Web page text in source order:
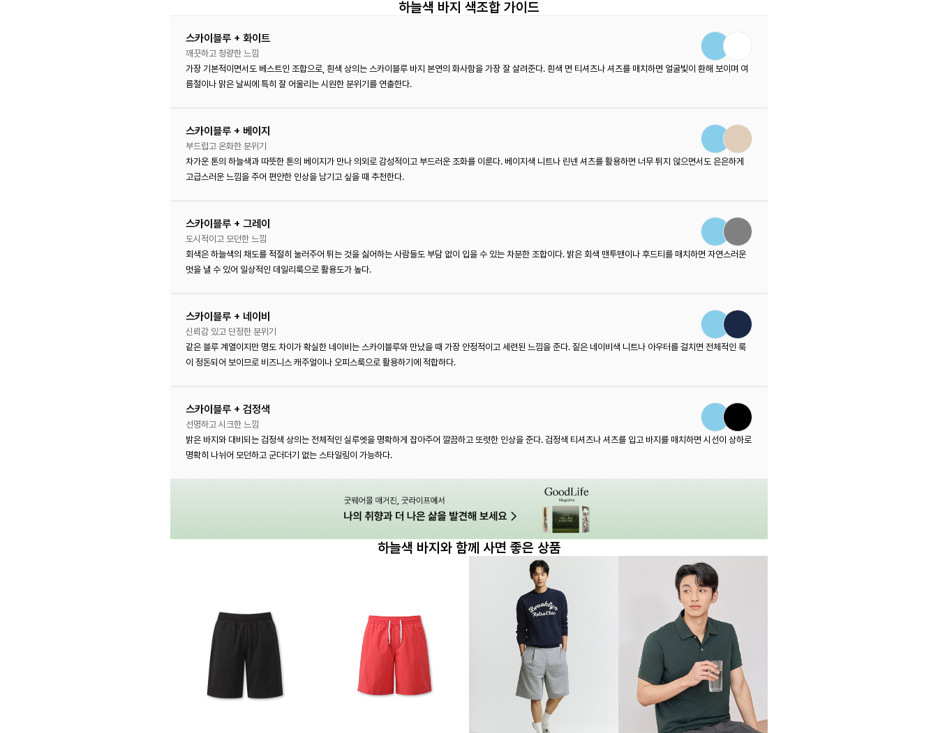
하늘색 바지 색조합 가이드
스카이블루 + 화이트
깨끗하고 청량한 느낌
가장 기본적이면서도 베스트인 조합으로, 흰색 상의는 스카이블루 바지 본연의 화사함을 가장 잘 살려준다. 흰색 면 티셔츠나 셔츠를 매치하면 얼굴빛이 환해 보이며 여
름철이나 맑은 날씨에 특히 잘 어울리는 시원한 분위기를 연출한다.
스카이블루 + 베이지
부드럽고 온화한 분위기
차가운 톤의 하늘색과 따뜻한 톤의 베이지가 만나 의외로 감성적이고 부드러운 조화를 이룬다. 베이지색 니트나 린넨 셔츠를 활용하면 너무 튀지 않으면서도 은은하게
고급스러운 느낌을 주어 편안한 인상을 남기고 싶을 때 추천한다.
스카이블루 + 그레이
도시적이고 모던한 느낌
회색은 하늘색의 채도를 적절히 눌러주어 튀는 것을 싫어하는 사람들도 부담 없이 입을 수 있는 차분한 조합이다. 밝은 회색 맨투맨이나 후드티를 매치하면 자연스러운
멋을 낼 수 있어 일상적인 데일리룩으로 활용도가 높다.
스카이블루 + 네이비
신뢰감 있고 단정한 분위기
같은 블루 계열이지만 명도 차이가 확실한 네이비는 스카이블루와 만났을 때 가장 안정적이고 세련된 느낌을 준다. 짙은 네이비색 니트나 아우터를 걸치면 전체적인 룩
이 정돈되어 보이므로 비즈니스 캐주얼이나 오피스룩으로 활용하기에 적합하다.
스카이블루 + 검정색
선명하고 시크한 느낌
밝은 바지와 대비되는 검정색 상의는 전체적인 실루엣을 명확하게 잡아주어 깔끔하고 또렷한 인상을 준다. 검정색 티셔츠나 셔츠를 입고 바지를 매치하면 시선이 상하로
명확히 나뉘어 모던하고 군더더기 없는 스타일링이 가능하다.
하늘색 바지와 함께 사면 좋은 상품